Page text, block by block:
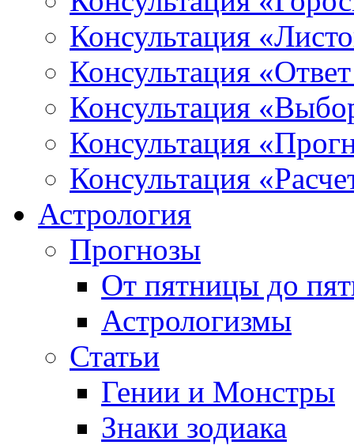
Консультация
Консультация
Консультация
Консультация
Консультация
Астрология
Прогнозы
От пятницы до
Астрологизмы
Статьи
Гении и Монстры
Знаки зодиака